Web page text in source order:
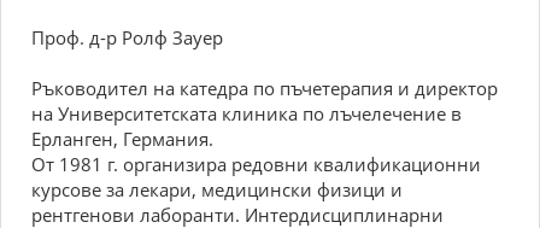
Проф. д-р Ролф Зауер
Ръководител на катедра по пъчетерапия и директор
на Университетската клиника по лъчелечение в
Ерланген, Германия.
От 1981 г. организира редовни квалификационни
курсове за лекари, медицински физици и
рентгенови лаборанти. Интердисциплинарни